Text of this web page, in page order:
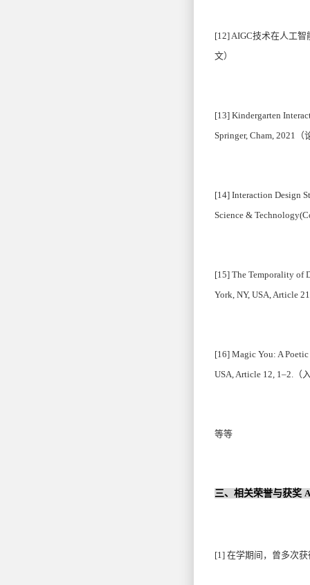
[12] AIGC技术在人工智
文
[13] Kindergarten
Springer, Cham, 2021
[14] Interaction Design
Science &
[15] The Temporality of
York, NY, USA, Article
[16] Magic You: A
USA, Article 12, 1–2.（
等
三、相关荣誉与获奖
[1] 在学期间，曾多次获